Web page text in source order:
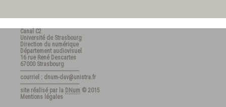
Canal C2
Université de Strasbourg
Direction du numérique
Département audiovisuel
16 rue René Descartes
67000 Strasbourg
---------------------------------------
courriel : dnum-dav@unistra.fr
---------------------------------------
site réalisé par la DNum © 2015
Mentions légales